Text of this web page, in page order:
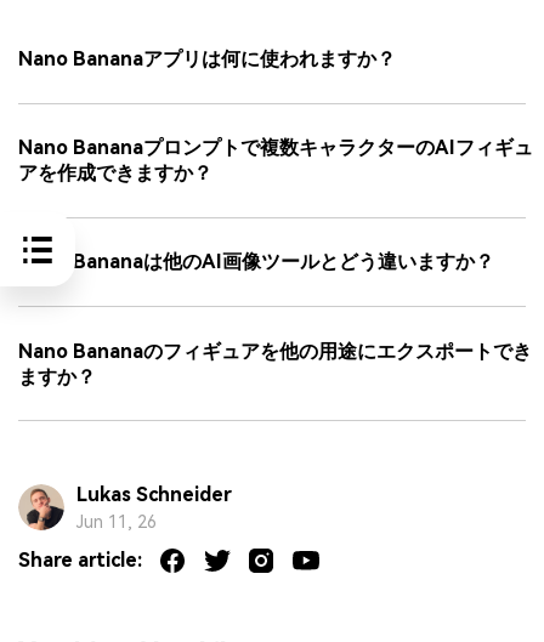
Nano Bananaアプリは何に使われますか？
Nano Bananaプロンプトで複数キャラクターのAIフィギュ
アを作成できますか？
Nano Bananaは他のAI画像ツールとどう違いますか？
Nano Bananaのフィギュアを他の用途にエクスポートでき
ますか？
Lukas Schneider
Jun 11, 26
Share article: